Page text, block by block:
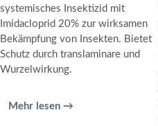
systemisches Insektizid mit
Imidacloprid 20% zur wirksamen
Bekämpfung von Insekten. Bietet
Schutz durch translaminare und
Wurzelwirkung.
Mehr lesen →